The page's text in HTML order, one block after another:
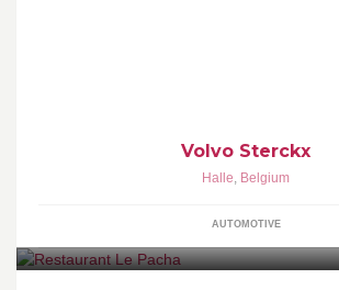
Volvo Sterckx
Halle, Belgium
AUTOMOTIVE